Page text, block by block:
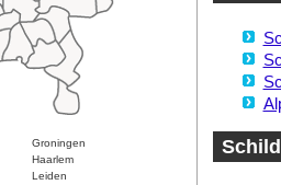
Groningen
Haarlem
Leiden